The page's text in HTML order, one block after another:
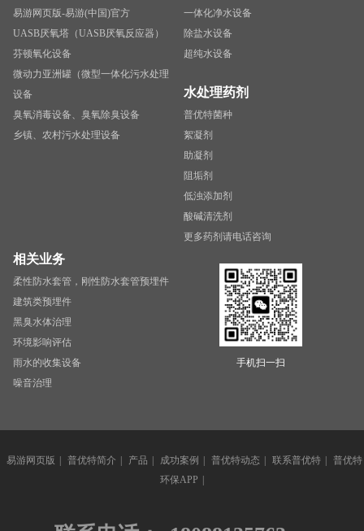
易游网页版-易游(中国)官方
UASB厌氧塔（UASB厌氧反应器）
芬顿氧化设备
微动力亚洲罐（微型一体化污水处理
设备
臭氧消毒设备、臭氧除臭设备
乡镇、农村污水处理设备
一体化净水设备
除盐水设备
超纯水设备
水处理药剂
普优特菌种
絮凝剂
助凝剂
阻垢剂
低浊添加剂
酸碱清洗剂
更多药剂请电话咨询
相关业务
柔性防水套管，刚性防水套管预埋件
建筑类预埋件
黑臭水体治理
环境影响评估
雨水的收集设备
噪音治理
手机扫一扫
易游网页版 普优特简介 产品 成功案例 普优特动态 联系普优特
普优特
环保APP